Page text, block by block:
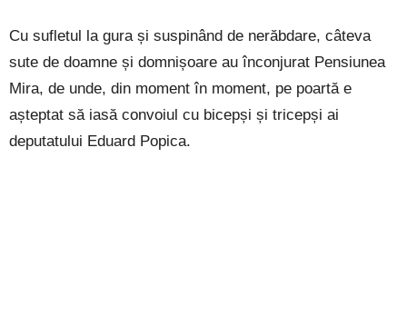
Cu sufletul la gura și suspinând de nerăbdare, câteva
sute de doamne și domnișoare au înconjurat Pensiunea
Mira, de unde, din moment în moment, pe poartă e
așteptat să iasă convoiul cu bicepși și tricepși ai
deputatului Eduard Popica.